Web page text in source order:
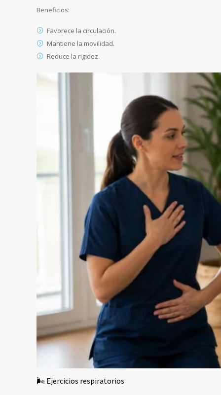
Beneficios:
Favorece la circulación.
Mantiene la movilidad.
Reduce la rigidez.
🌬️ Ejercicios respiratorios